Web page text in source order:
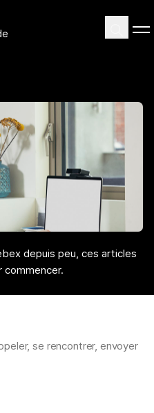
depuis peu, ces articles
se rencontrer, envoyer